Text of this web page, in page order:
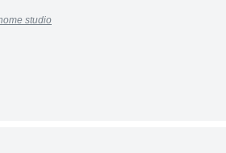
studio